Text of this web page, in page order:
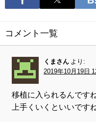
コメント一覧
くまさん より:
2019年10月19日
移植に入られるんです
上手くいくといいです